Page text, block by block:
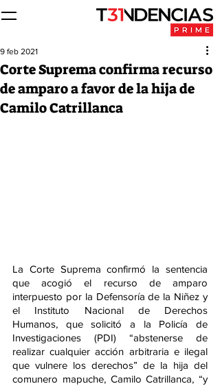
Corte Suprema confirma recurso
de amparo a favor de la hija de
Camilo Catrillanca
9 feb 2021
La Corte Suprema confirmó la sentencia
que acogió el recurso de amparo
interpuesto por la Defensoría de la Niñez y
el Instituto Nacional de Derechos
Humanos, que solicitó a la Policía de
Investigaciones (PDI) “abstenerse de
realizar cualquier acción arbitraria e ilegal
que vulnere los derechos” de la hija del
comunero mapuche, Camilo Catrillanca, “y